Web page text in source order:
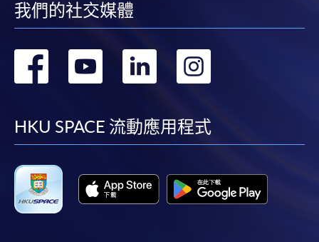
我們的社交媒體
轉
facebook
轉
youtube
轉
linkedin
轉
HKU SPACE 流動應用程式